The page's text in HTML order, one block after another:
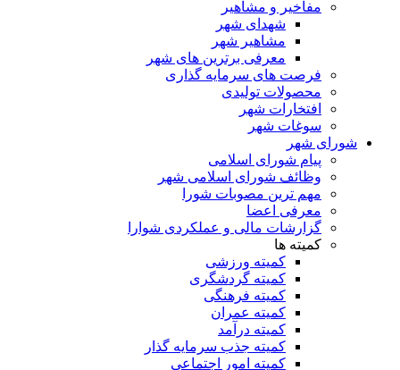
مفاخیر و مشاهیر
شهدای شهر
مشاهیر شهر
معرفی برترین های شهر
فرصت های سرمایه گذاری
محصولات تولیدی
افتخارات شهر
سوغات شهر
شورای شهر
پیام شورای اسلامی
وظائف شورای اسلامی شهر
مهم ترین مصوبات شورا
معرفی اعضا
گزارشات مالی و عملکردی شوارا
کمیته ها
کمیته ورزشی
کمیته گردشگری
کمیته فرهنگی
کمیته عمران
کمیته درآمد
کمیته جذب سرمایه گذار
کمیته امور اجتماعی